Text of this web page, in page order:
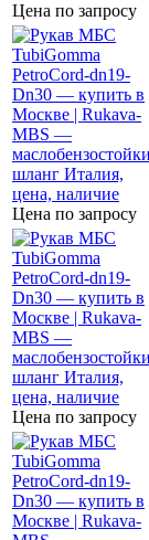
Цена по запросу
Цена по запросу
Цена по запросу